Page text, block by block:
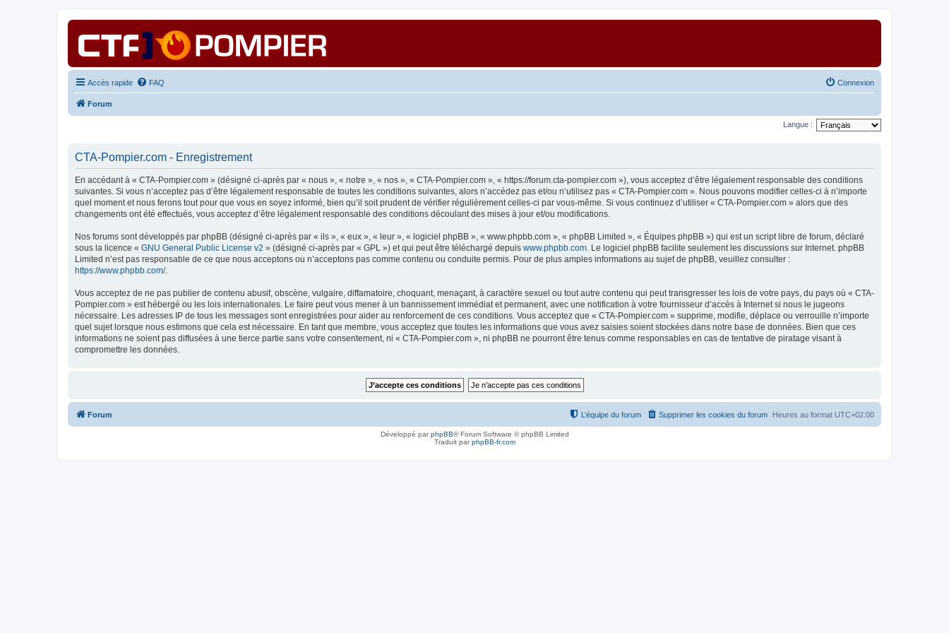
Accès rapide FAQ Connexion
Forum
Langue :
CTA-Pompier.com - Enregistrement
En accédant à « CTA-Pompier.com » (désigné ci-après par « nous », « notre », « nos », « CTA-Pompier.com », « https://forum.cta-pompier.com »), vous acceptez d’être légalement responsable des conditions
suivantes. Si vous n’acceptez pas d’être légalement responsable de toutes les conditions suivantes, alors n’accédez pas et/ou n’utilisez pas « CTA-Pompier.com ». Nous pouvons modifier celles-ci à n’importe
quel moment et nous ferons tout pour que vous en soyez informé, bien qu’il soit prudent de vérifier régulièrement celles-ci par vous-même. Si vous continuez d’utiliser « CTA-Pompier.com » alors que des
changements ont été effectués, vous acceptez d’être légalement responsable des conditions découlant des mises à jour et/ou modifications.
Nos forums sont développés par phpBB (désigné ci-après par « ils », « eux », « leur », « logiciel phpBB », « www.phpbb.com », « phpBB Limited », « Équipes phpBB ») qui est un script libre de forum, déclaré
sous la licence « GNU General Public License v2 » (désigné ci-après par « GPL ») et qui peut être téléchargé depuis www.phpbb.com . Le logiciel phpBB facilite seulement les discussions sur Internet. phpBB
Limited n’est pas responsable de ce que nous acceptons ou n’acceptons pas comme contenu ou conduite permis. Pour de plus amples informations au sujet de phpBB, veuillez consulter :
https://www.phpbb.com/.
Vous acceptez de ne pas publier de contenu abusif, obscène, vulgaire, diffamatoire, choquant, menaçant, à caractère sexuel ou tout autre contenu qui peut transgresser les lois de votre pays, du pays où « CTA-
Pompier.com » est hébergé ou les lois internationales. Le faire peut vous mener à un bannissement immédiat et permanent, avec une notification à votre fournisseur d’accès à Internet si nous le jugeons
nécessaire. Les adresses IP de tous les messages sont enregistrées pour aider au renforcement de ces conditions. Vous acceptez que « CTA-Pompier.com » supprime, modifie, déplace ou verrouille n’importe
quel sujet lorsque nous estimons que cela est nécessaire. En tant que membre, vous acceptez que toutes les informations que vous avez saisies soient stockées dans notre base de données. Bien que ces
informations ne soient pas diffusées à une tierce partie sans votre consentement, ni « CTA-Pompier.com », ni phpBB ne pourront être tenus comme responsables en cas de tentative de piratage visant à
compromettre les données.
Forum Heures au format UTC+02:00
Supprimer les cookies du forum
L’équipe du forum
Développé parphpBB® Forum Software © phpBB Limited
Traduit parphpBB-fr.com